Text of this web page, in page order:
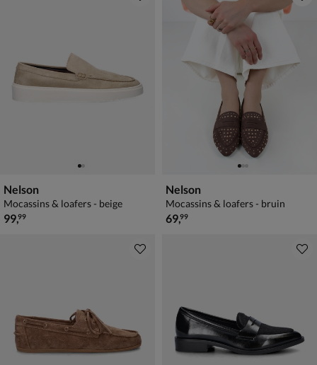
Nelson
Mocassins & loafers - beige
€ 99,99
99,99
Nelson
Mocassins & loafers - bruin
€ 69,99
69,99